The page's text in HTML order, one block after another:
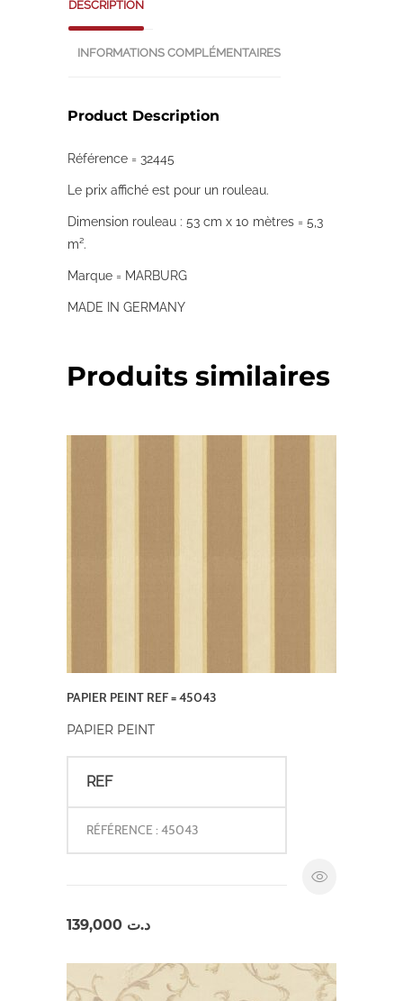
DESCRIPTION
INFORMATIONS COMPLÉMENTAIRES
Product Description
Référence = 32445
Le prix affiché est pour un rouleau.
Dimension rouleau : 53 cm x 10 mètres = 5,3
m².
Marque = MARBURG
MADE IN GERMANY
Produits similaires
PAPIER PEINT REF = 45043
PAPIER PEINT
REF
RÉFÉRENCE : 45043
د.ت